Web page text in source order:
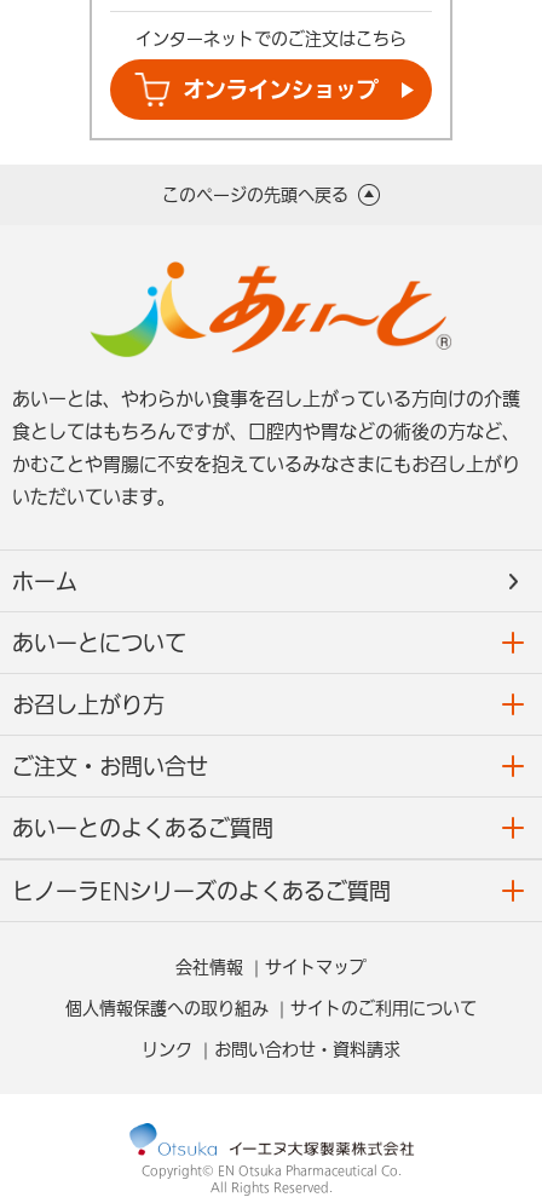
インターネットでのご注文はこちら
オンラインショップ
このページの先頭へ戻る
あいーとは、やわらかい食事を召し上がっている方向けの介護
食としてはもちろんですが、口腔内や胃などの術後の方など、
かむことや胃腸に不安を抱えているみなさまにもお召し上がり
いただいています。
ホーム
あいーとについて
お召し上がり方
ご注文・お問い合せ
あいーとのよくあるご質問
ヒノーラENシリーズのよくあるご質問
会社情報 サイトマップ
個人情報保護への取り組み サイトのご利用について
リンク お問い合わせ・資料請求
Copyright© EN Otsuka Pharmaceutical Co.
All Rights Reserved.